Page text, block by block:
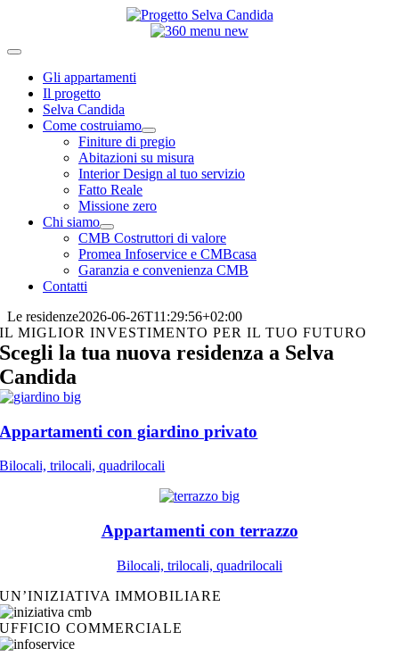
contenuto
Toggle
NavigationGli appartamenti
Il progetto
Selva Candida
Come costruiamo
Finiture di pregio
Abitazioni su misura
Interior Design al tuo servizio
Fatto Reale
Missione zero
Chi siamo
CMB Costruttori di valore
Promea Infoservice e CMBcasa
Garanzia e convenienza CMB
Contatti
Le residenze2026-06-26T11:29:56+02:00
IL MIGLIOR INVESTIMENTO PER IL TUO FUTURO
Scegli la tua nuova residenza a Selva
Candida
Appartamenti con giardino privato
Bilocali, trilocali, quadrilocali
Appartamenti con terrazzo
Bilocali, trilocali, quadrilocali
UN’INIZIATIVA IMMOBILIARE
UFFICIO COMMERCIALE